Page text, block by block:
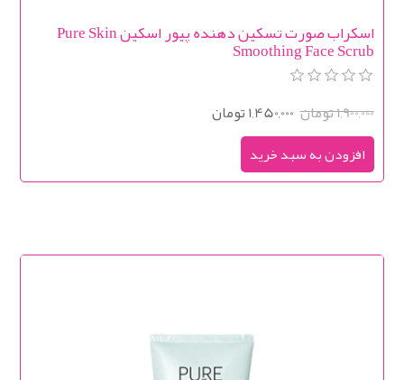
اسکراب صورت تسکین دهنده پیور اسکین Pure Skin
Smoothing Face Scrub
1,900,000 تومان 1,450,000 تومان